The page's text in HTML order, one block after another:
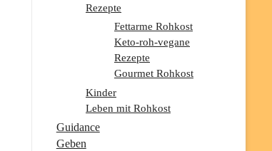
Rezepte
Fettarme Rohkost
Keto-roh-vegane
Rezepte
Gourmet Rohkost
Kinder
Leben mit Rohkost
Guidance
Geben